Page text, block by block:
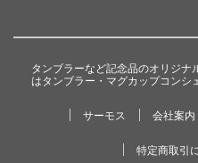
タンブラーなど記念品のオリジ
はタンブラー・マグカップコンシ
サーモス 会社案内
特定商取引